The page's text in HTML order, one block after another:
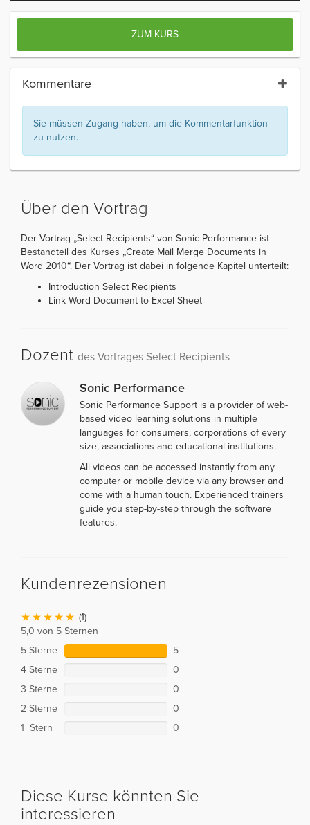
ZUM KURS
Kommentare
Sie müssen Zugang haben, um die Kommentarfunktion
zu nutzen.
Über den Vortrag
Der Vortrag „Select Recipients“ von Sonic Performance ist
Bestandteil des Kurses „Create Mail Merge Documents in
Word 2010“. Der Vortrag ist dabei in folgende Kapitel unterteilt:
Introduction Select Recipients
Link Word Document to Excel Sheet
Dozent des Vortrages Select Recipients
Sonic Performance
Sonic Performance Support is a provider of web-
based video learning solutions in multiple
languages for consumers, corporations of every
size, associations and educational institutions.
All videos can be accessed instantly from any
computer or mobile device via any browser and
come with a human touch. Experienced trainers
guide you step-by-step through the software
features.
Kundenrezensionen
(1)
5,0 von 5 Sternen
5 Sterne
5
4 Sterne
0
3 Sterne
0
2 Sterne
0
1 Stern
0
Diese Kurse könnten Sie
interessieren